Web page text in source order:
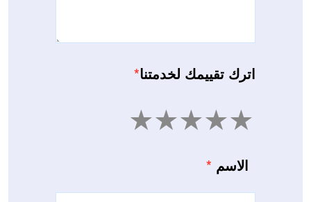
اترك تقييمك لخدمتنا*
4 3 2 1
الاسم *